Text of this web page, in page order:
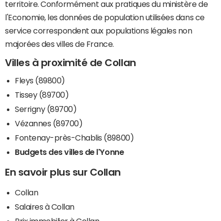
territoire. Conformément aux pratiques du ministère de
l'Economie, les données de population utilisées dans ce
service correspondent aux populations légales non
majorées des villes de France.
Villes à proximité de Collan
Fleys (89800)
Tissey (89700)
Serrigny (89700)
Vézannes (89700)
Fontenay-près-Chablis (89800)
Budgets des villes de l'Yonne
En savoir plus sur Collan
Collan
Salaires à Collan